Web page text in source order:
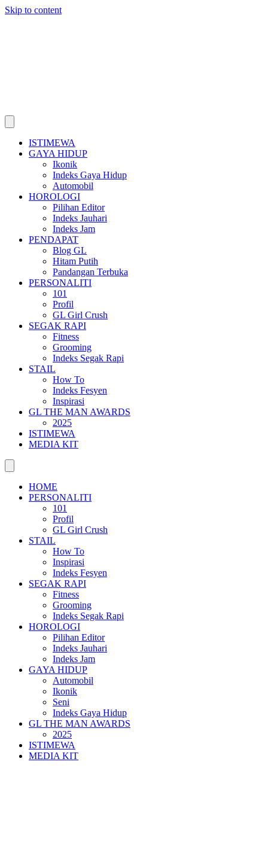
Skip to content
ISTIMEWA
GAYA HIDUP
Ikonik
Indeks Gaya Hidup
Automobil
HOROLOGI
Pilihan Editor
Indeks Jauhari
Indeks Jam
PENDAPAT
Blog GL
Hitam Putih
Pandangan Terbuka
PERSONALITI
101
Profil
GL Girl Crush
SEGAK RAPI
Fitness
Grooming
Indeks Segak Rapi
STAIL
How To
Indeks Fesyen
Inspirasi
GL THE MAN AWARDS
2025
ISTIMEWA
MEDIA KIT
HOME
PERSONALITI
101
Profil
GL Girl Crush
STAIL
How To
Inspirasi
Indeks Fesyen
SEGAK RAPI
Fitness
Grooming
Indeks Segak Rapi
HOROLOGI
Pilihan Editor
Indeks Jauhari
Indeks Jam
GAYA HIDUP
Automobil
Ikonik
Seni
Indeks Gaya Hidup
GL THE MAN AWARDS
2025
ISTIMEWA
MEDIA KIT